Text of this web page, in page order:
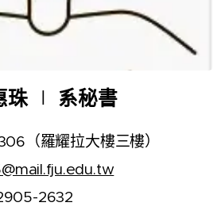
珠∣ 系秘書
（羅耀拉大樓三樓）
2632